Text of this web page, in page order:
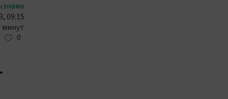
09:15
минут
0